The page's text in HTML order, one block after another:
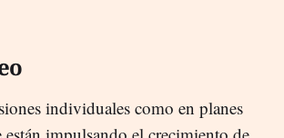
individuales como en planes